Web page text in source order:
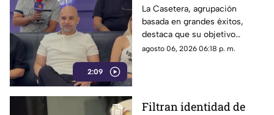
2:09
homenaje a los mejores
éxitos
La Casetera, agrupación
basada en grandes éxitos,
destaca que su objetivo
principal es que el público
agosto 06, 2026 06:18 p. m.
Filtran identidad de